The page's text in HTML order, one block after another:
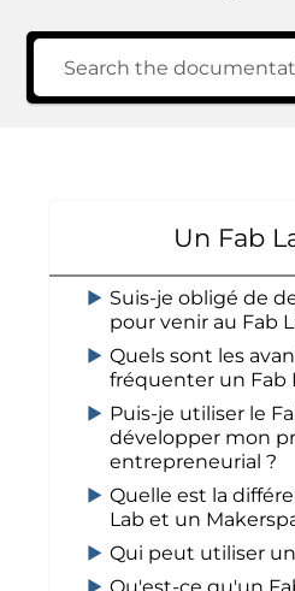
Un Fab
Suis-je obligé de
pour venir au Fab
Quels sont les
fréquenter un Fab
Puis-je utiliser le
développer mon
entrepreneurial ?
Quelle est la
Lab et un
Qui peut utiliser un